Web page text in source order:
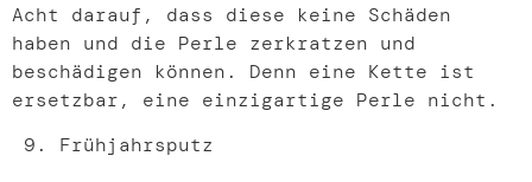
Acht darauf, dass diese keine Schäden
haben und die Perle zerkratzen und
beschädigen können. Denn eine Kette ist
ersetzbar, eine einzigartige Perle nicht.
Frühjahrsputz